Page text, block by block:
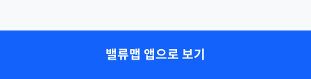
밸류맵 앱으로 보기